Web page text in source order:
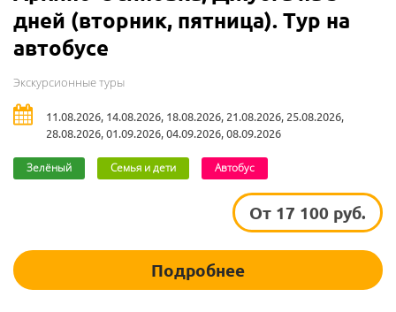
дней (вторник, пятница). Тур на
автобусе
Экскурсионные туры
11.08.2026, 14.08.2026, 18.08.2026, 21.08.2026, 25.08.2026,
28.08.2026, 01.09.2026, 04.09.2026, 08.09.2026
Зелёный Семья и дети Автобус
От 17 100 руб.
Подробнее